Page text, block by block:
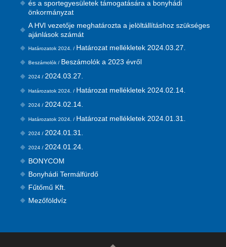
és a sportegyesületek támogatására a bonyhádi
önkormányzat
A HVI vezetője meghatározta a jelöltállításhoz szükséges
ajánlások számát
Határozatok 2024. / Határozat mellékletek 2024.03.27.
Beszámolók / Beszámolók a 2023 évről
2024 / 2024.03.27.
Határozatok 2024. / Határozat mellékletek 2024.02.14.
2024 / 2024.02.14.
Határozatok 2024. / Határozat mellékletek 2024.01.31.
2024 / 2024.01.31.
2024 / 2024.01.24.
BONYCOM
Bonyhádi Termálfürdő
Fűtőmű Kft.
Mezőföldvíz